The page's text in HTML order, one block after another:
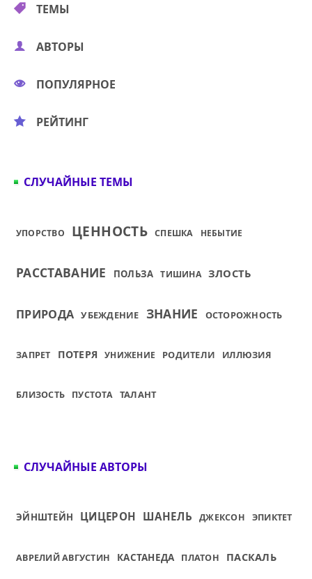
ТЕМЫ
АВТОРЫ
ПОПУЛЯРНОЕ
РЕЙТИНГ
СЛУЧАЙНЫЕ ТЕМЫ
УПОРСТВО ЦЕННОСТЬ СПЕШКА НЕБЫТИЕ
РАССТАВАНИЕ ПОЛЬЗА ТИШИНА ЗЛОСТЬ
ПРИРОДА УБЕЖДЕНИЕ ЗНАНИЕ ОСТОРОЖНОСТЬ
ЗАПРЕТ ПОТЕРЯ УНИЖЕНИЕ РОДИТЕЛИ ИЛЛЮЗИЯ
БЛИЗОСТЬ ПУСТОТА ТАЛАНТ
СЛУЧАЙНЫЕ АВТОРЫ
ЭЙНШТЕЙН ЦИЦЕРОН ШАНЕЛЬ ДЖЕКСОН ЭПИКТЕТ
АВРЕЛИЙ АВГУСТИН КАСТАНЕДА ПЛАТОН ПАСКАЛЬ